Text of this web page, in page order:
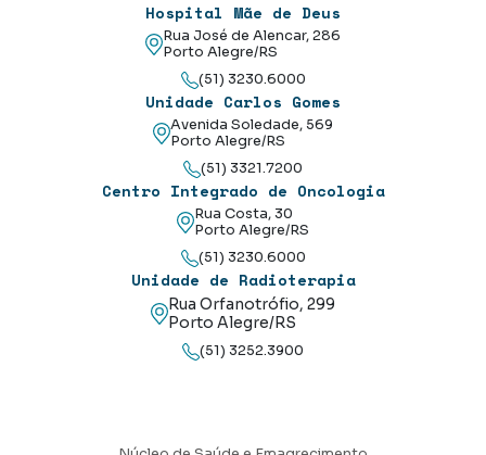
Hospital Mãe de Deus
Rua José de Alencar, 286
Porto Alegre/RS
(51) 3230.6000
Unidade Carlos Gomes
Avenida Soledade, 569
Porto Alegre/RS
(51) 3321.7200
Centro Integrado de Oncologia
Rua Costa, 30
Porto Alegre/RS
(51) 3230.6000
Unidade de Radioterapia
Rua Orfanotrófio, 299
Porto Alegre/RS
(51) 3252.3900